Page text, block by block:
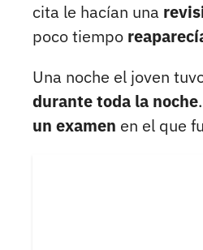
cita le hacían una
poco tiempo
Una noche el joven
durante toda la noche
un examen en el que